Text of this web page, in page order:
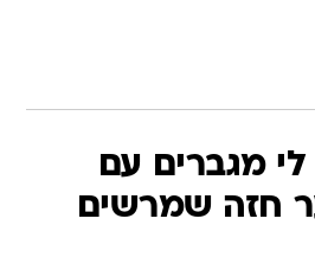
מגברים עם
חזה שמרשים